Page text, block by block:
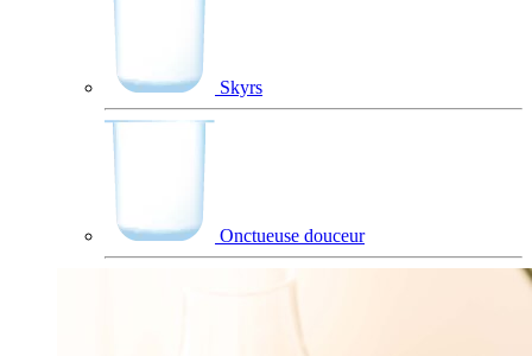
Skyrs
Onctueuse douceur